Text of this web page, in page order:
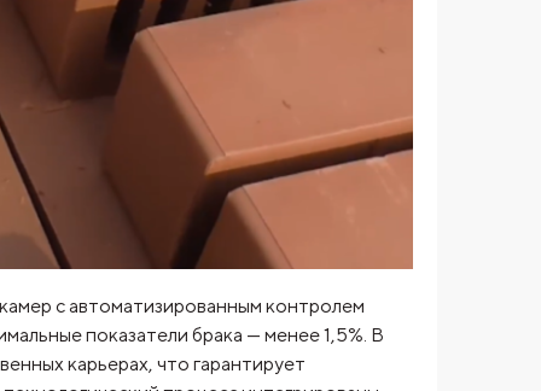
с автоматизированным контролем
показатели брака — менее 1,5%. В
карьерах, что гарантирует